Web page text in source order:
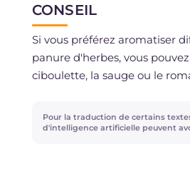
CONSEIL
Si vous préférez aromatiser
panure d'herbes, vous
ciboulette, la sauge ou le
Pour la traduction de certains
d'intelligence artificielle peuvent